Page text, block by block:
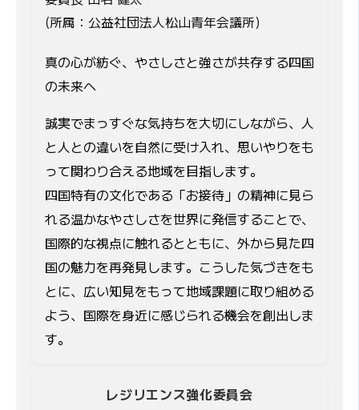
(所属：公益社団法人松山青年会議所)
真の心が紡ぐ、やさしさと強さが共存する四国
の未来へ
誠実でまっすぐな気持ちを大切にしながら、人
と人との違いを自然に受け入れ、思いやりをも
って関わり合える地域を目指します。
四国特有の文化である「お接待」の精神に見ら
れる温かなやさしさを世界に発信することで、
国際的な視点に触れるとともに、外から見た四
国の魅力を再発見します。こうした気づきをも
とに、広い知見をもって地域課題に取り組める
よう、国際を身近に感じられる機会を創出しま
す。
レジリエンス強化委員会